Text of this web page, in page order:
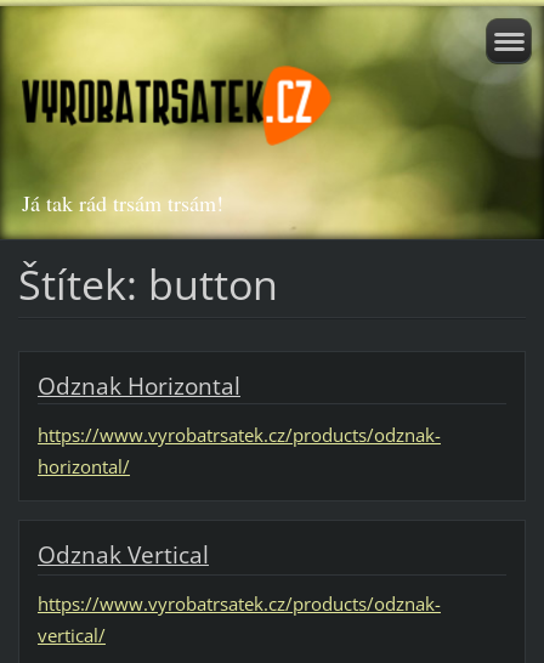
Já tak rád trsám trsám!
Štítek: button
Odznak Horizontal
https://www.vyrobatrsatek.cz/products/odznak-
horizontal/
Odznak Vertical
https://www.vyrobatrsatek.cz/products/odznak-
vertical/